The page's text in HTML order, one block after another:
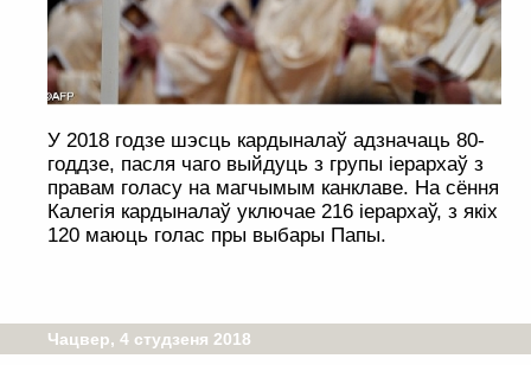
У 2018 годзе шэсць кардыналаў адзначаць 80-
годдзе, пасля чаго выйдуць з групы іерархаў з
правам голасу на магчымым канклаве. На сёння
Калегія кардыналаў уключае 216 іерархаў, з якіх
120 маюць голас пры выбары Папы.
Чацвер, 4 студзеня 2018